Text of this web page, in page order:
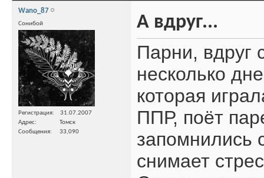
Wano_87
Сонибой
Регистрация
31.07.2007
Адрес
Томск
Сообщения
33,090
А вдруг...
Парни, вдруг
несколько
которая
ППР, поёт
запомнились
снимает